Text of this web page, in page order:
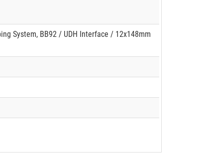
System, BB92 / UDH Interface / 12x148mm